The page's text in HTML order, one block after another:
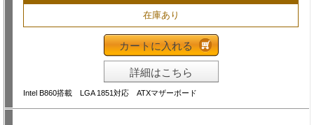
在庫あり
カートに入れる
詳細はこちら
Intel B860搭載 LGA 1851対応 ATXマザーボード